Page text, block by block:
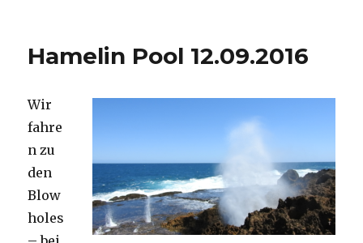
Hamelin Pool 12.09.2016
Wir
fahre
n zu
den
Blow
holes